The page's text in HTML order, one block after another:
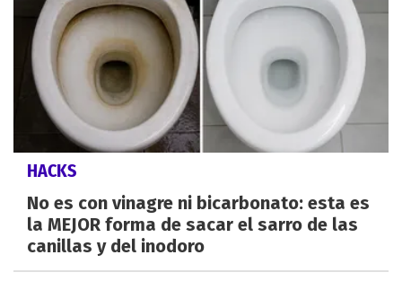
HACKS
No es con vinagre ni bicarbonato: esta es
la MEJOR forma de sacar el sarro de las
canillas y del inodoro